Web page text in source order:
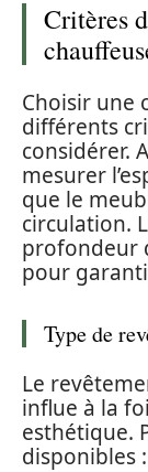
Critères
Choisir une
différents
considérer.
mesurer
que le
circulation.
profondeur
pour
Type de
Le
influe à la
esthétique.
disponibles :